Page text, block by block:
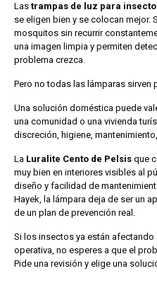
Las trampas de luz para
se eligen bien y se colocan mejor.
mosquitos sin recurrir
una imagen limpia y permiten
problema crezca.
Pero no todas las lámparas
Una solución doméstica puede
una comunidad o una vivienda
discreción, higiene,
La Luralite Cento de Pelsis que
muy bien en interiores visibles al
diseño y facilidad de
Hayek, la lámpara deja de ser un
de un plan de prevención real.
Si los insectos ya están
operativa, no esperes a que el
Pide una revisión y elige una